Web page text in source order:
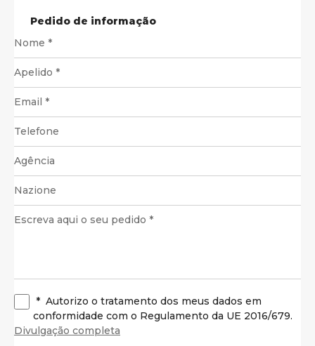
Pedido de informação
* Autorizo o tratamento dos meus dados em
conformidade com o Regulamento da UE 2016/679.
Divulgação completa